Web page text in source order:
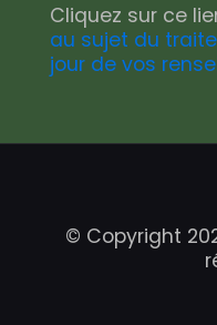
Cliquez sur ce
au sujet du
jour de vos
© Copyright